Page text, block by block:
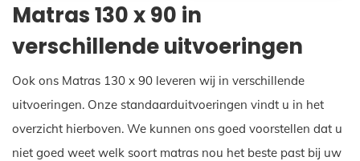
Matras 130 x 90 in
verschillende uitvoeringen
Ook ons Matras 130 x 90 leveren wij in verschillende
uitvoeringen. Onze standaarduitvoeringen vindt u in het
overzicht hierboven. We kunnen ons goed voorstellen dat u
niet goed weet welk soort matras nou het beste past bij uw